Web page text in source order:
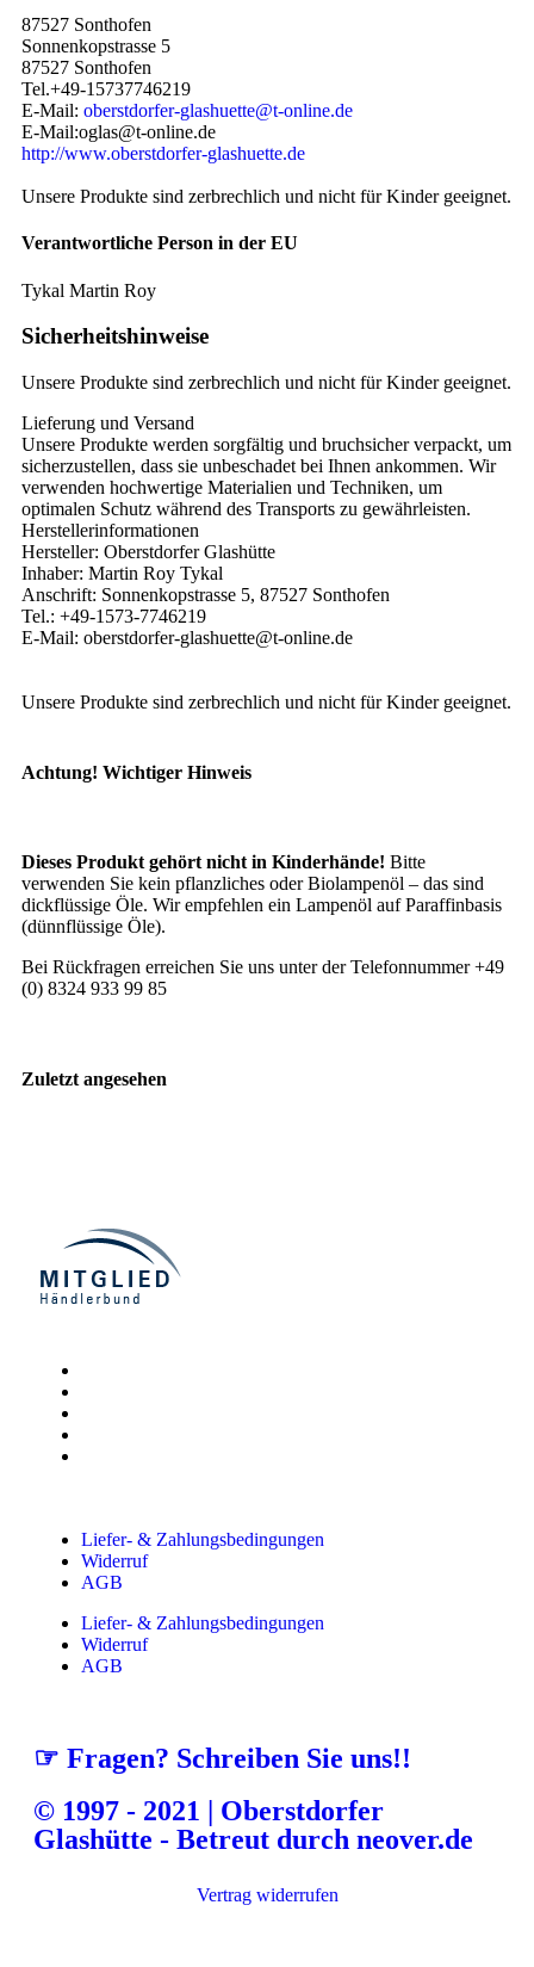
87527 Sonthofen
Sonnenkopstrasse 5
87527 Sonthofen
Tel.+49-15737746219
E-Mail: oberstdorfer-glashuette@t-online.de
E-Mail:oglas@t-online.de
http://www.oberstdorfer-glashuette.de
Unsere Produkte sind zerbrechlich und nicht für Kinder geeignet.
Verantwortliche Person in der EU
Tykal Martin Roy
Sicherheitshinweise
Unsere Produkte sind zerbrechlich und nicht für Kinder geeignet.
Lieferung und Versand
Unsere Produkte werden sorgfältig und bruchsicher verpackt, um
sicherzustellen, dass sie unbeschadet bei Ihnen ankommen. Wir
verwenden hochwertige Materialien und Techniken, um
optimalen Schutz während des Transports zu gewährleisten.
Herstellerinformationen
Hersteller: Oberstdorfer Glashütte
Inhaber: Martin Roy Tykal
Anschrift: Sonnenkopstrasse 5, 87527 Sonthofen
Tel.: +49-1573-7746219
E-Mail: oberstdorfer-glashuette@t-online.de
Unsere Produkte sind zerbrechlich und nicht für Kinder geeignet.
Achtung! Wichtiger Hinweis
Dieses Produkt gehört nicht in Kinderhände! Bitte
verwenden Sie kein pflanzliches oder Biolampenöl – das sind
dickflüssige Öle. Wir empfehlen ein Lampenöl auf Paraffinbasis
(dünnflüssige Öle).
Bei Rückfragen erreichen Sie uns unter der Telefonnummer +49
(0) 8324 933 99 85
Zuletzt angesehen
Liefer- & Zahlungsbedingungen
Widerruf
AGB
Liefer- & Zahlungsbedingungen
Widerruf
AGB
☞ Fragen? Schreiben Sie uns!!
© 1997 - 2021 | Oberstdorfer
Glashütte - Betreut durch neover.de
Vertrag widerrufen